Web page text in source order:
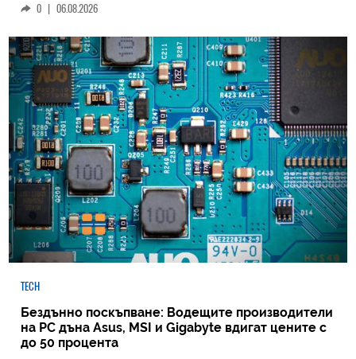
0 | 06.08.2026
TECH
Бездънно поскъпване: Водещите производители
на РС дъна Asus, MSI и Gigabyte вдигат цените с
до 50 процента